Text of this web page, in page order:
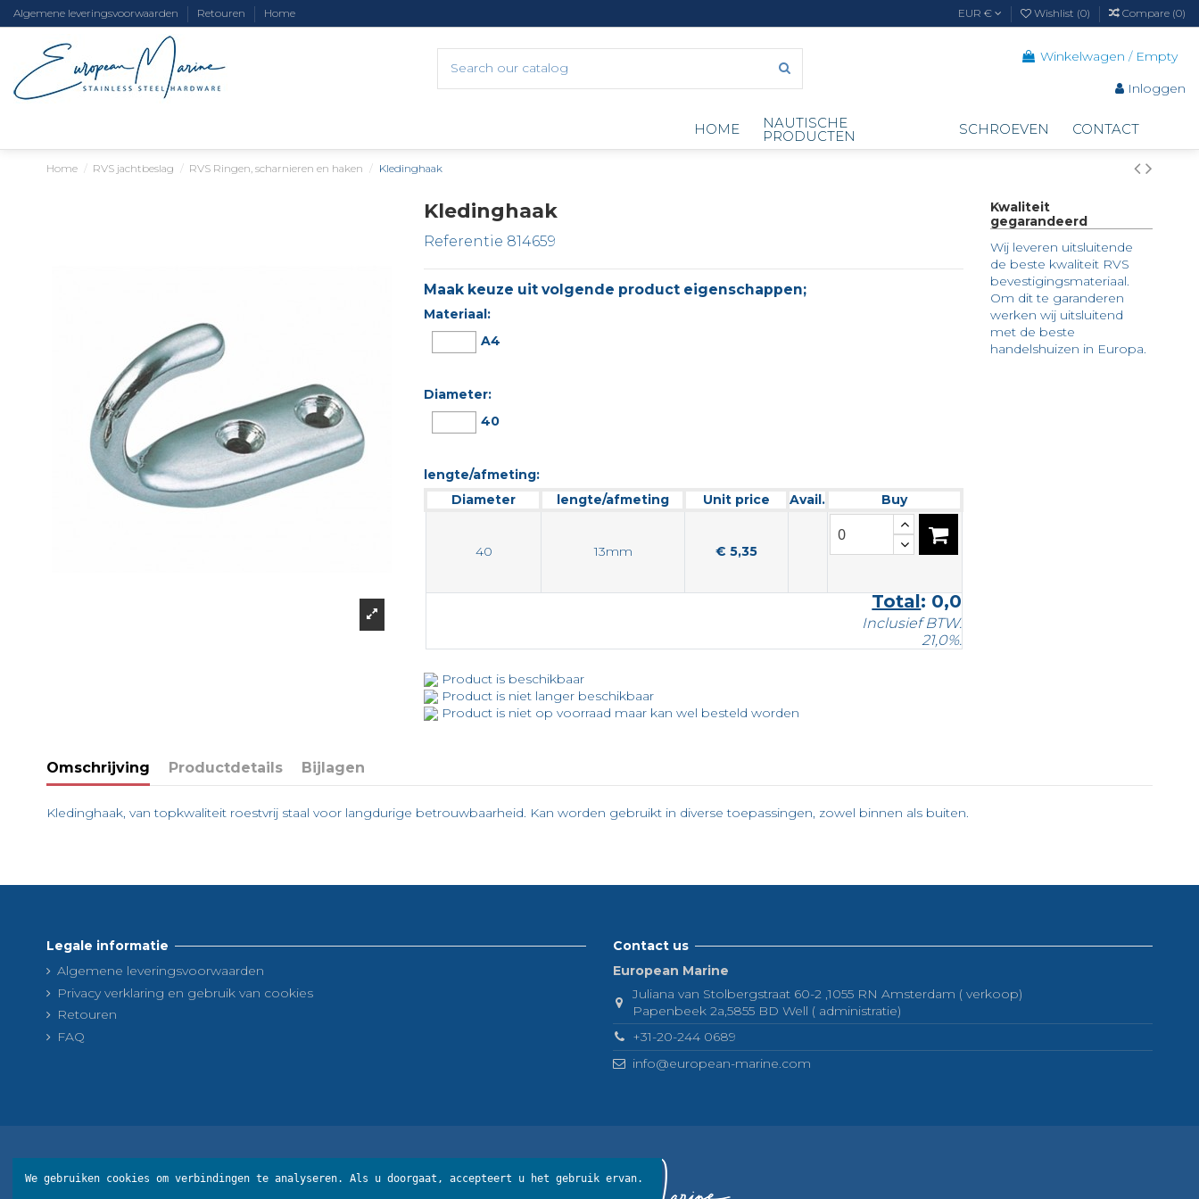
Algemene leveringsvoorwaarden Retouren Home EUR € Wishlist (0) Compare (0)
Winkelwagen / Empty
Inloggen
HOME NAUTISCHE
PRODUCTEN SCHROEVEN CONTACT
Home RVS jachtbeslag RVS Ringen, scharnieren en haken Kledinghaak
Kledinghaak
Referentie 814659
Maak keuze uit volgende product eigenschappen;
Materiaal:
A4
Diameter:
40
lengte/afmeting:
Diameter
lengte/afmeting Unit price Avail. Buy
40 13mm € 5,35
Total: 0,0
Inclusief BTW.
21,0%.
Product is beschikbaar
Product is niet langer beschikbaar
Product is niet op voorraad maar kan wel besteld worden
Kwaliteit
gegarandeerd
Wij leveren uitsluitende
de beste kwaliteit RVS
bevestigingsmateriaal.
Om dit te garanderen
werken wij uitsluitend
met de beste
handelshuizen in Europa.
Omschrijving Productdetails Bijlagen
Kledinghaak, van topkwaliteit roestvrij staal voor langdurige betrouwbaarheid. Kan worden gebruikt in diverse toepassingen, zowel binnen als buiten.
Legale informatie
Algemene leveringsvoorwaarden
Privacy verklaring en gebruik van cookies
Retouren
FAQ
Contact us
European Marine
Juliana van Stolbergstraat 60-2 ,1055 RN Amsterdam ( verkoop)
Papenbeek 2a,5855 BD Well ( administratie)
+31-20-244 0689
info@european-marine.com
We gebruiken cookies om verbindingen te analyseren. Als u doorgaat, accepteert u het gebruik ervan.